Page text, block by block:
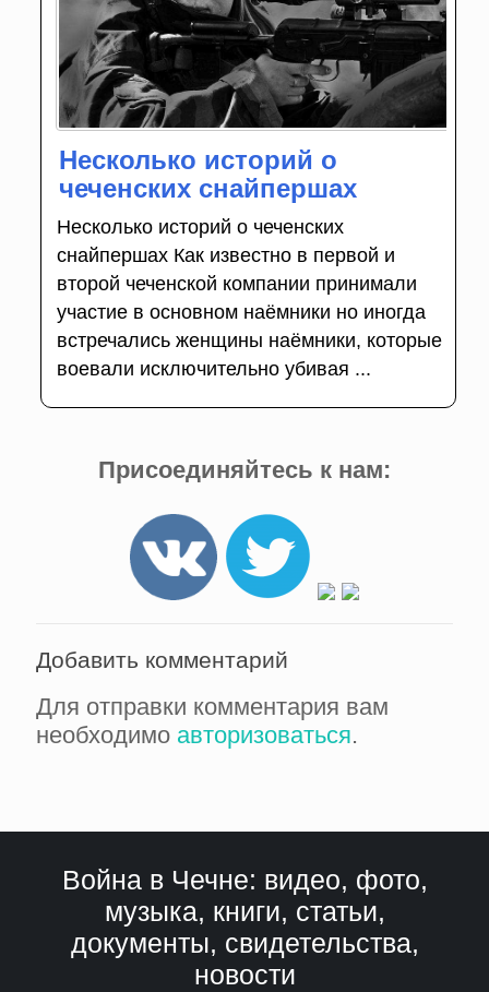
Несколько историй о
чеченских снайпершах
Несколько историй о чеченских
снайпершах Как известно в первой и
второй чеченской компании принимали
участие в основном наёмники но иногда
встречались женщины наёмники, которые
воевали исключительно убивая ...
Присоединяйтесь к нам:
Добавить комментарий
Для отправки комментария вам
необходимо авторизоваться.
Война в Чечне: видео, фото,
музыка, книги, статьи,
документы, свидетельства,
новости